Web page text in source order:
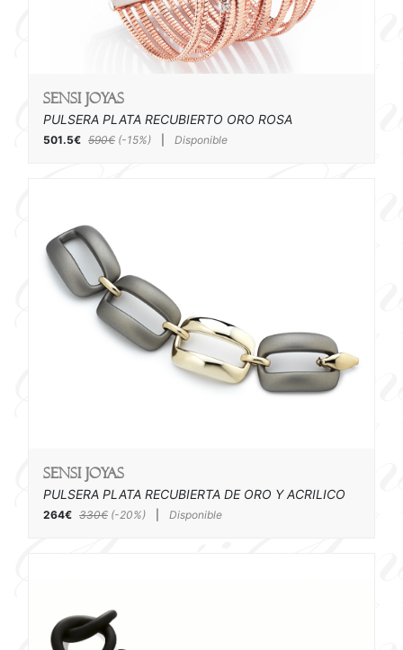
SENSI joyas
PULSERA PLATA RECUBIERTO ORO ROSA
501.5€ 590€ (-15%) Disponible
SENSI joyas
PULSERA PLATA RECUBIERTA DE ORO Y ACRILICO
264€ 330€ (-20%) Disponible